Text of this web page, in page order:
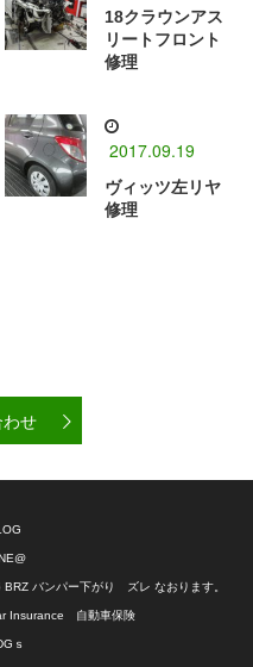
18クラウンアス
リートフロント
修理
2017.09.19
ヴィッツ左リヤ
修理
せ
BRZ バンパー下がり ズレ なおります。
Insurance 自動車保険
ｓ